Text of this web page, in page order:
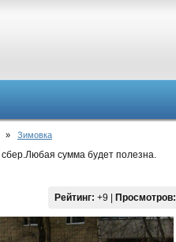
» Зимовка
сумма будет полезна.
Рейтинг: +9 Просмотров: